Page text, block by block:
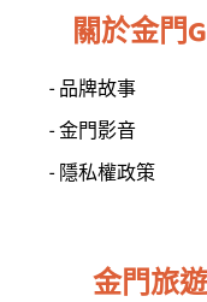
關於金門
- 品牌故事
- 金門影音
- 隱私權政策
金門旅遊